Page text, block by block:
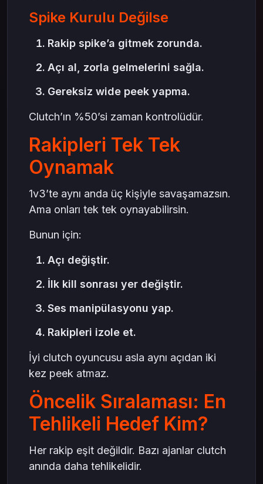
Spike Kurulu Değilse
Rakip spike’a gitmek zorunda.
Açı al, zorla gelmelerini sağla.
Gereksiz wide peek yapma.
Clutch’ın %50’si zaman kontrolüdür.
Rakipleri Tek Tek
Oynamak
1v3’te aynı anda üç kişiyle savaşamazsın.
Ama onları tek tek oynayabilirsin.
Bunun için:
Açı değiştir.
İlk kill sonrası yer değiştir.
Ses manipülasyonu yap.
Rakipleri izole et.
İyi clutch oyuncusu asla aynı açıdan iki
kez peek atmaz.
Öncelik Sıralaması: En
Tehlikeli Hedef Kim?
Her rakip eşit değildir. Bazı ajanlar clutch
anında daha tehlikelidir.